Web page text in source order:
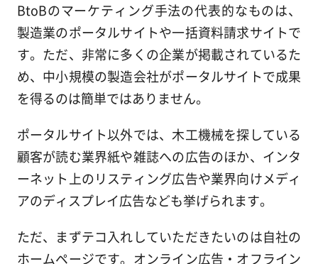
BtoBのマーケティング手法の代表的なものは、
製造業のポータルサイトや一括資料請求サイトで
す。ただ、非常に多くの企業が掲載されているた
め、中小規模の製造会社がポータルサイトで成果
を得るのは簡単ではありません。
ポータルサイト以外では、木工機械を探している
顧客が読む業界紙や雑誌への広告のほか、インタ
ーネット上のリスティング広告や業界向けメディ
アのディスプレイ広告なども挙げられます。
ただ、まずテコ入れしていただきたいのは自社の
ホームページです。オンライン広告・オフライン